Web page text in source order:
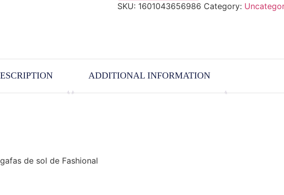
SKU: 1601043656986 Category:
ADDITIONAL INFORMATION
de sol de Fashional